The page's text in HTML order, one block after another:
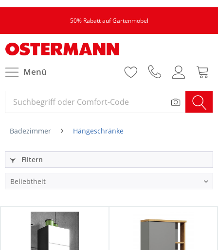
50% Rabatt auf Gartenmöbel
Menü
Badezimmer Hängeschränke
Filtern